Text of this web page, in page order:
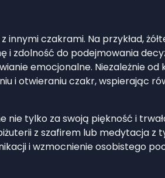
czakrami. Na przykład,
i zdolność do podejmowania
emocjonalne. Niezależnie od
i otwieraniu czakr, wspierając
tylko za swoją piękność i
z szafirem lub medytacja
i wzmocnienie osobistego